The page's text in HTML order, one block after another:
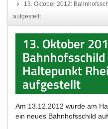
13. Oktober 2012:
aufgestellt
13. Oktober
Haltepunkt
aufgestellt
Am 13.12.2012 wurde am
ein neues Bahnhofsschild